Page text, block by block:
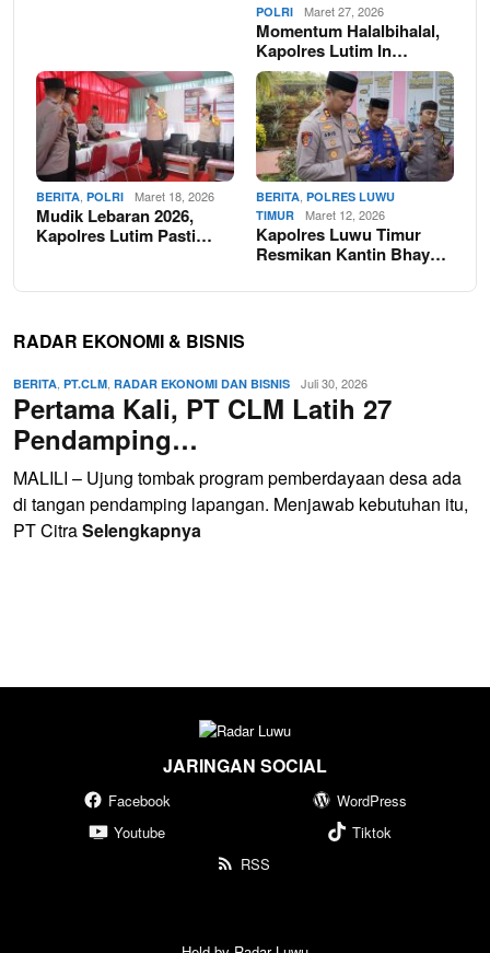
POLRI Maret 27, 2026
Momentum Halalbihalal,
Kapolres Lutim In…
BERITA POLRI Maret 18, 2026
Mudik Lebaran 2026,
Kapolres Lutim Pasti…
BERITA POLRES LUWU
TIMUR
Maret 12, 2026
Kapolres Luwu Timur
Resmikan Kantin Bhay…
RADAR EKONOMI & BISNIS
BERITA PT.CLM RADAR EKONOMI DAN BISNIS Juli 30, 2026
Pertama Kali, PT CLM Latih 27
Pendamping…
MALILI – Ujung tombak program pemberdayaan desa ada
di tangan pendamping lapangan. Menjawab kebutuhan itu,
PT CitraSelengkapnya
JARINGAN SOCIAL
Facebook
WordPress
Youtube
Tiktok
RSS